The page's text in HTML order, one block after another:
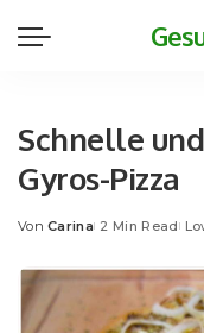
Schnelle
Gyros-Pizza
Posted
Von Carina 2 Min Read